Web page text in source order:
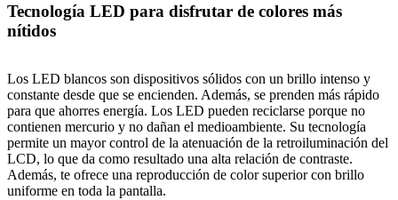
Tecnología LED para disfrutar de colores más
nítidos
Los LED blancos son dispositivos sólidos con un brillo intenso y
constante desde que se encienden. Además, se prenden más rápido
para que ahorres energía. Los LED pueden reciclarse porque no
contienen mercurio y no dañan el medioambiente. Su tecnología
permite un mayor control de la atenuación de la retroiluminación del
LCD, lo que da como resultado una alta relación de contraste.
Además, te ofrece una reproducción de color superior con brillo
uniforme en toda la pantalla.